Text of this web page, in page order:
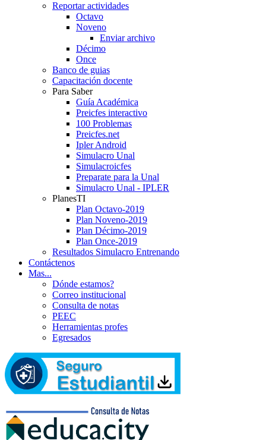
Reportar actividades
Octavo
Noveno
Enviar archivo
Décimo
Once
Banco de guias
Capacitación docente
Para Saber
Guía Académica
Preicfes interactivo
100 Problemas
Preicfes.net
Ipler Android
Simulacro Unal
Simulacroicfes
Preparate para la Unal
Simulacro Unal - IPLER
PlanesTI
Plan Octavo-2019
Plan Noveno-2019
Plan Décimo-2019
Plan Once-2019
Resultados Simulacro Entrenando
Contáctenos
Mas...
Dónde estamos?
Correo institucional
Consulta de notas
PEEC
Herramientas profes
Egresados